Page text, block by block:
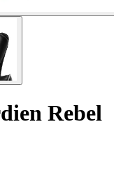
Rebel